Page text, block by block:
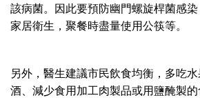
該病菌。因此要預防幽門螺旋桿菌感染
家居衛生，聚餐時盡量使用公筷等。
另外，醫生建議市民飲食均衡，多吃
酒、減少食用加工肉製品或用鹽醃製的